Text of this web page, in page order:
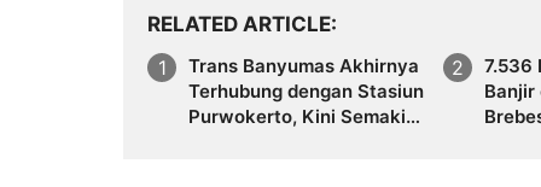
RELATED ARTICLE
Trans Banyumas Akhirnya
Terhubung dengan Stasiun
Purwokerto, Kini Semakin
7.536
Banjir